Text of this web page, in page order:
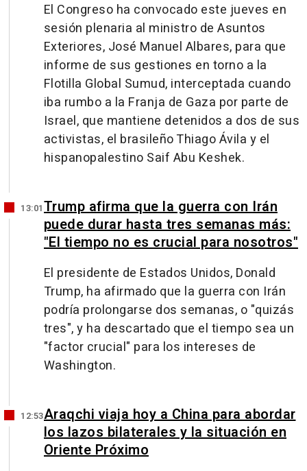
El Congreso ha convocado este jueves en
sesión plenaria al ministro de Asuntos
Exteriores, José Manuel Albares, para que
informe de sus gestiones en torno a la
Flotilla Global Sumud, interceptada cuando
iba rumbo a la Franja de Gaza por parte de
Israel, que mantiene detenidos a dos de sus
activistas, el brasileño Thiago Ávila y el
hispanopalestino Saif Abu Keshek.
13:01Trump afirma que la guerra con Irán
puede durar hasta tres semanas más:
"El tiempo no es crucial para nosotros"
El presidente de Estados Unidos, Donald
Trump, ha afirmado que la guerra con Irán
podría prolongarse dos semanas, o "quizás
tres", y ha descartado que el tiempo sea un
"factor crucial" para los intereses de
Washington.
12:53Araqchi viaja hoy a China para abordar
los lazos bilaterales y la situación en
Oriente Próximo